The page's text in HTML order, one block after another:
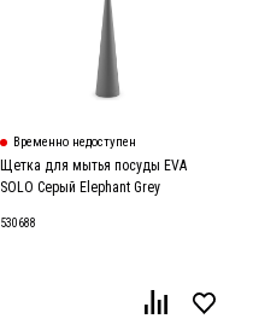
Временно недоступен
Щетка для мытья посуды EVA
SOLO Серый Elephant Grey
530688